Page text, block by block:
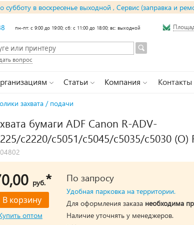
в воскресенье выходной , Сервис (заправка и
пн-пт: с 9:00 до 19:00; сб: с 11:00 до 18:00; вс: выходной
вопрос
Статьи Компания Контакты
захвата / подачи
бумаги ADF Canon R-ADV-
c2220/c5051/c5045/c5035/c5030 (O)
руб.*
оптом
По запросу
Удобная парковка на территории.
Для оформления заказа необходима
Наличие уточнять у менеджеров.